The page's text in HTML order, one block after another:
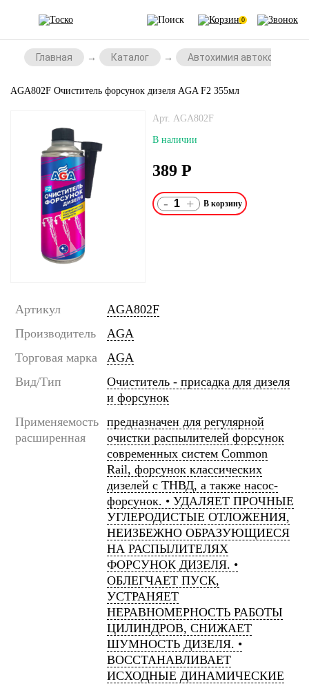
0
Главная Каталог Автохимия
AGA802F Очиститель форсунок дизеля AGA F2 355мл
Арт. AGA802F
В наличии
389 Р
- +
Артикул
AGA802F
Производитель
AGA
Торговая марка
AGA
Вид/Тип
Очиститель - присадка для дизеля
и форсунок
Применяемость
расширенная
предназначен для регулярной
очистки распылителей форсунок
современных систем Common
Rail, форсунок классических
дизелей с ТНВД, а также насос-
форсунок. • УДАЛЯЕТ ПРОЧНЫЕ
УГЛЕРОДИСТЫЕ ОТЛОЖЕНИЯ,
НЕИЗБЕЖНО ОБРАЗУЮЩИЕСЯ
НА РАСПЫЛИТЕЛЯХ
ФОРСУНОК ДИЗЕЛЯ. •
ОБЛЕГЧАЕТ ПУСК,
УСТРАНЯЕТ
НЕРАВНОМЕРНОСТЬ РАБОТЫ
ЦИЛИНДРОВ, СНИЖАЕТ
ШУМНОСТЬ ДИЗЕЛЯ. •
ВОССТАНАВЛИВАЕТ
ИСХОДНЫЕ ДИНАМИЧЕСКИЕ